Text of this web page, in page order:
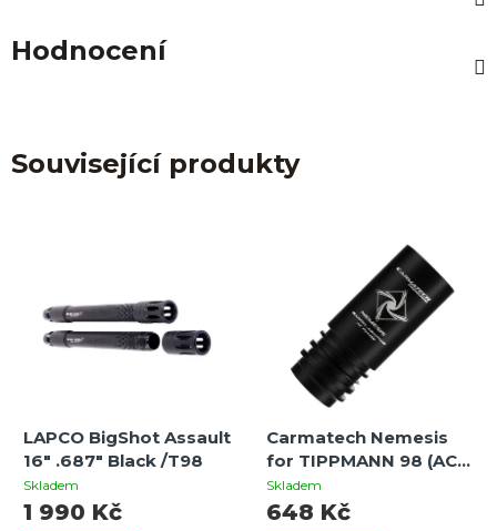
Hodnocení
Související produkty
LAPCO BigShot Assault
16" .687" Black /T98
Skladem
1 990 Kč
Carmatech Nemesis
for TIPPMANN 98 (AC
TO M98) barrel
adapter
Skladem
648 Kč